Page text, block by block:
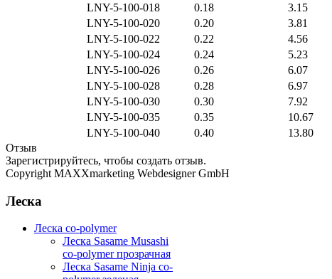
LNY-5-100-018
0.18 3.15
LNY-5-100-020
0.20 3.81
LNY-5-100-022
0.22 4.56
LNY-5-100-024
0.24 5.23
LNY-5-100-026
0.26 6.07
LNY-5-100-028
0.28 6.97
LNY-5-100-030
0.30 7.92
LNY-5-100-035
0.35 10.67
LNY-5-100-040
0.40 13.80
Отзыв
Зарегистрируйтесь, чтобы создать отзыв.
Copyright MAXXmarketing Webdesigner GmbH
Леска
Леска co-polymer
Леска Sasame Musashi
co-polymer прозрачная
Леска Sasame Ninja co-